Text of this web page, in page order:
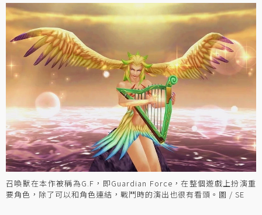
召喚獸在本作被稱為G.F，即Guardian Force，在整個遊戲上扮演重
要角色，除了可以和角色連結，戰鬥時的演出也很有看頭。圖 / SE